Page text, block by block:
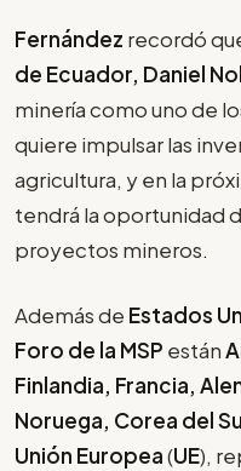
Fernández recordó
de Ecuador, Daniel
minería como uno de
quiere impulsar las
agricultura, y en la
tendrá la oportunidad
proyectos mineros.
Además de Estados
Foro de la MSP están
Finlandia, Francia,
Noruega, Corea del
Unión Europea(UE),